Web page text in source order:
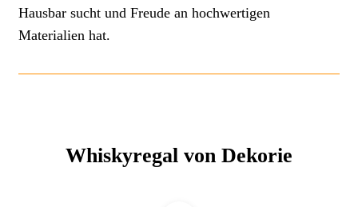
Hausbar sucht und Freude an hochwertigen
Materialien hat.
Whiskyregal von Dekorie